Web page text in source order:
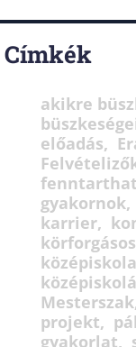
Címkék
akikre
előadás
gyakornok
karrier
körforgásos
Mesterszak
projekt
gyakorlat